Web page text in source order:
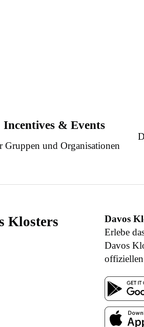
Incentives & Events
Gruppen und Organisationen
Klosters
Davos
Erlebe
Davos